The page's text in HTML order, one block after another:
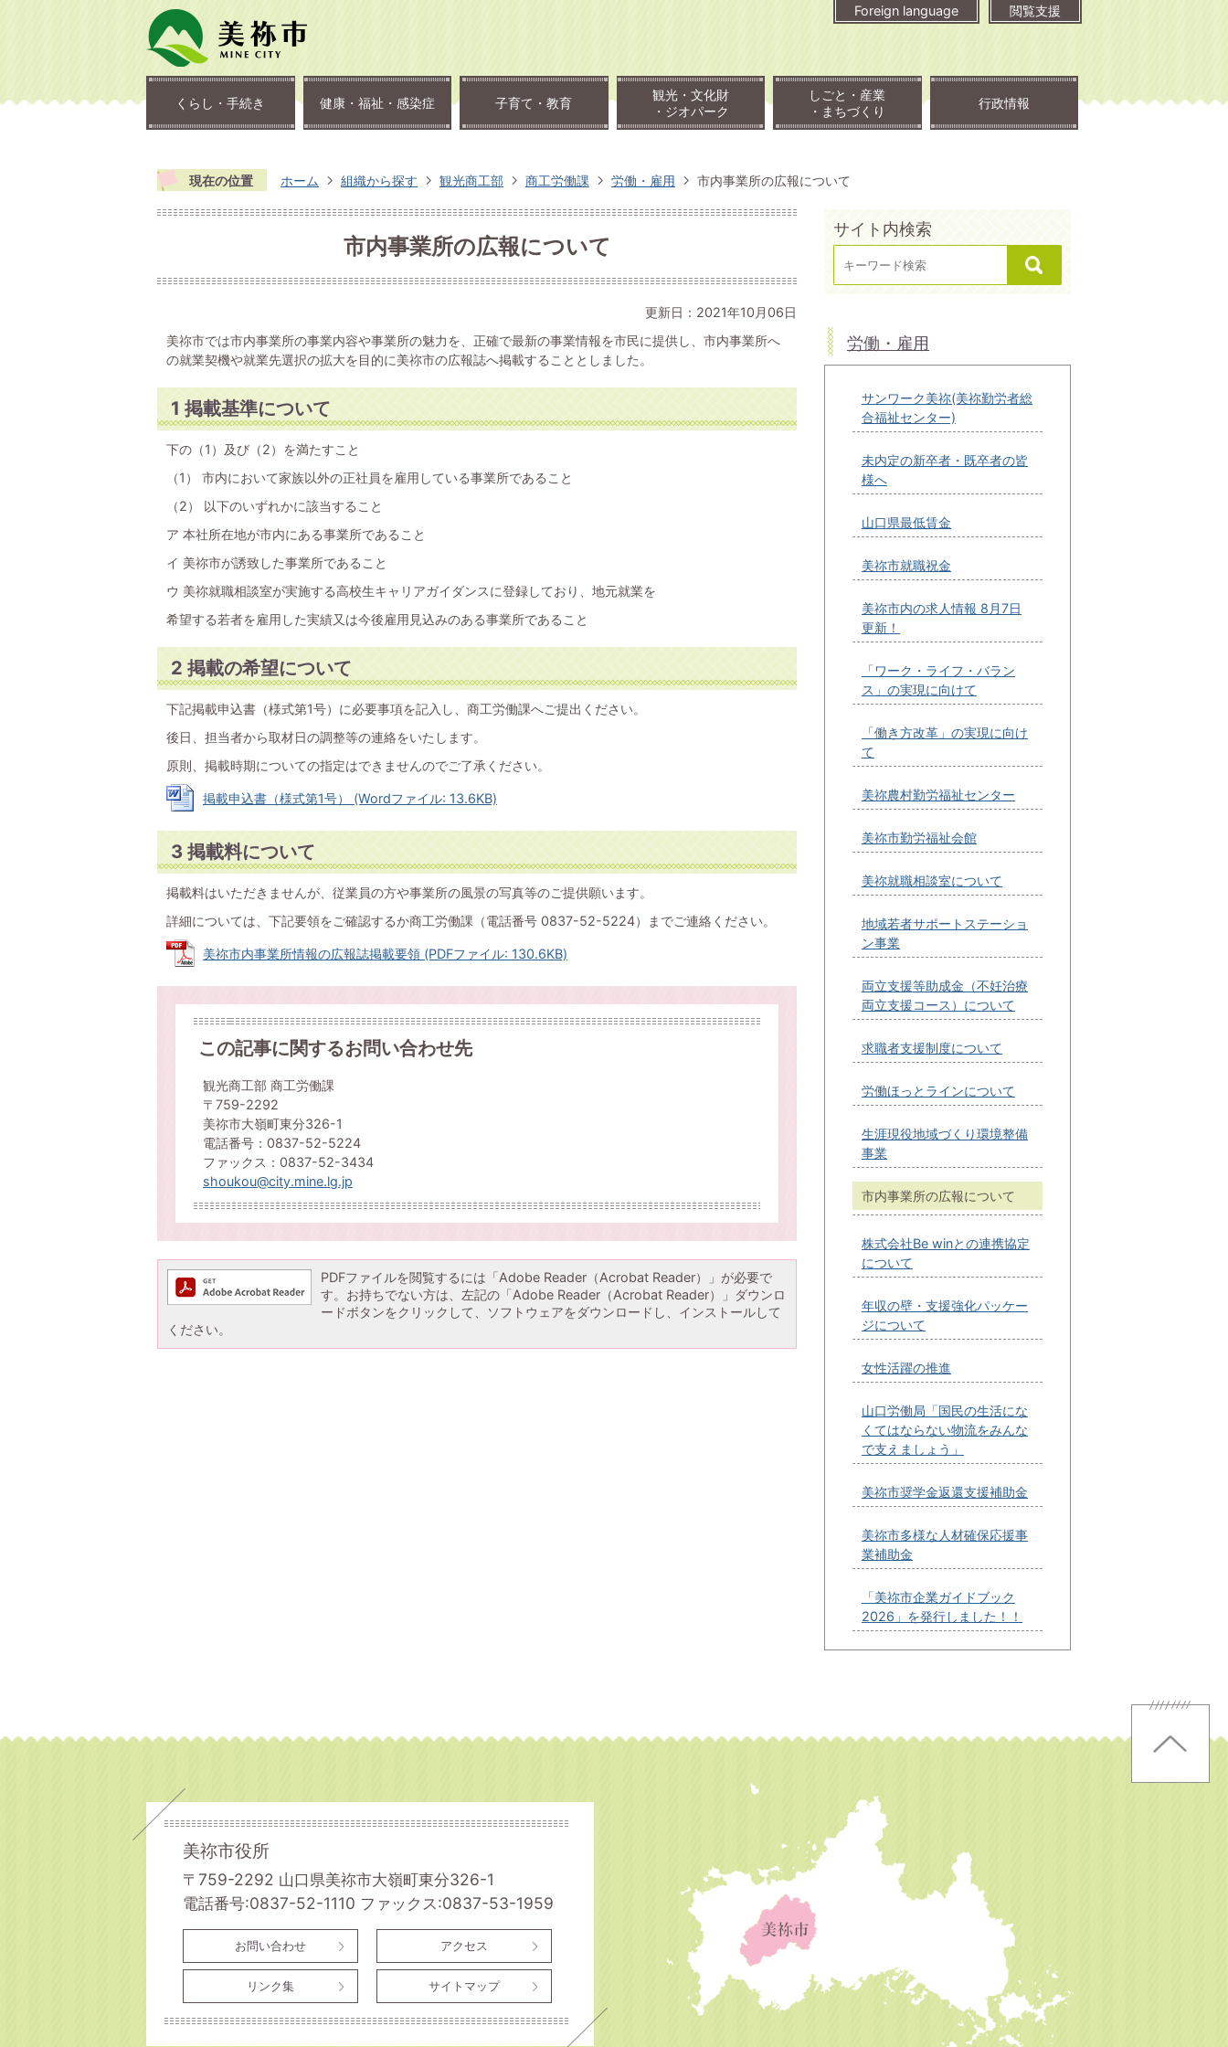
Foreign language 閲覧支援
くらし・手続き 健康・福祉・感染症 子育て・教育
観光・文化財
・ジオパーク
しごと・産業
・まちづくり
行政情報
現在の位置 ホーム 組織から探す 観光商工部 商工労働課 労働・雇用 市内事業所の広報について
市内事業所の広報について
更新日：2021年10月06日
美祢市では市内事業所の事業内容や事業所の魅力を、正確で最新の事業情報を市民に提供し、市内事業所へ
の就業契機や就業先選択の拡大を目的に美祢市の広報誌へ掲載することとしました。
1 掲載基準について
下の（1）及び（2）を満たすこと
（1） 市内において家族以外の正社員を雇用している事業所であること
（2） 以下のいずれかに該当すること
ア 本社所在地が市内にある事業所であること
イ 美祢市が誘致した事業所であること
ウ 美祢就職相談室が実施する高校生キャリアガイダンスに登録しており、地元就業を
希望する若者を雇用した実績又は今後雇用見込みのある事業所であること
2 掲載の希望について
下記掲載申込書（様式第1号）に必要事項を記入し、商工労働課へご提出ください。
後日、担当者から取材日の調整等の連絡をいたします。
原則、掲載時期についての指定はできませんのでご了承ください。
掲載申込書（様式第1号） (Wordファイル: 13.6KB)
3 掲載料について
掲載料はいただきませんが、従業員の方や事業所の風景の写真等のご提供願います。
詳細については、下記要領をご確認するか商工労働課（電話番号 0837-52-5224）までご連絡ください。
美祢市内事業所情報の広報誌掲載要領 (PDFファイル: 130.6KB)
この記事に関するお問い合わせ先
観光商工部 商工労働課
〒759-2292
美祢市大嶺町東分326-1
電話番号：0837-52-5224
ファックス：0837-52-3434
shoukou@city.mine.lg.jp
PDFファイルを閲覧するには「Adobe Reader（Acrobat Reader）」が必要で
す。お持ちでない方は、左記の「Adobe Reader（Acrobat Reader）」ダウンロ
ードボタンをクリックして、ソフトウェアをダウンロードし、インストールして
ください。
サイト内検索
労働・雇用
サンワーク美祢(美祢勤労者総
合福祉センター)
未内定の新卒者・既卒者の皆
様へ
山口県最低賃金
美祢市就職祝金
美祢市内の求人情報 8月7日
更新！
「ワーク・ライフ・バラン
ス」の実現に向けて
「働き方改革」の実現に向け
て
美祢農村勤労福祉センター
美祢市勤労福祉会館
美祢就職相談室について
地域若者サポートステーショ
ン事業
両立支援等助成金（不妊治療
両立支援コース）について
求職者支援制度について
労働ほっとラインについて
生涯現役地域づくり環境整備
事業
市内事業所の広報について
株式会社Be winとの連携協定
について
年収の壁・支援強化パッケー
ジについて
女性活躍の推進
山口労働局「国民の生活にな
くてはならない物流をみんな
で支えましょう」
美祢市奨学金返還支援補助金
美祢市多様な人材確保応援事
業補助金
「美祢市企業ガイドブック
2026」を発行しました！！
美祢市役所
〒759-2292 山口県美祢市大嶺町東分326-1
電話番号:0837-52-1110 ファックス:0837-53-1959
お問い合わせ アクセス
リンク集 サイトマップ